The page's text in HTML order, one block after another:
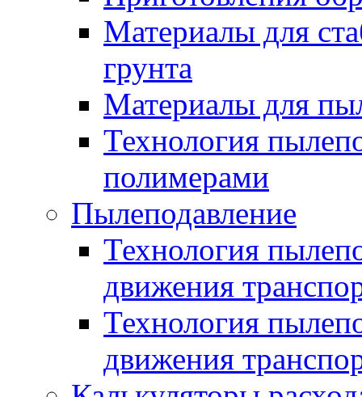
Материалы для
грунта
Материалы для
Технология
полимерами
Пылеподавление
Технология
движения
Технология
движения